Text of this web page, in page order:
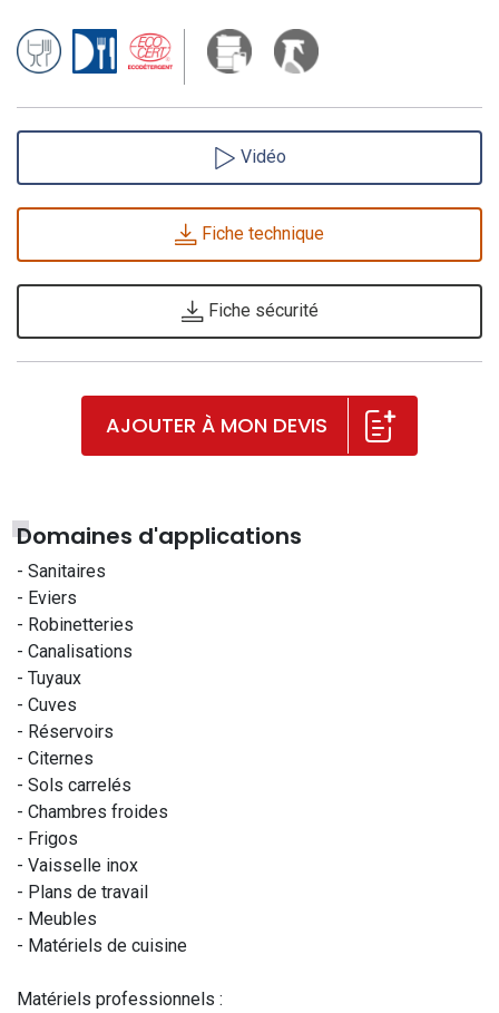
Vidéo
Fiche technique
Fiche sécurité
AJOUTER À MON DEVIS
Domaines d'applications
- Sanitaires
- Eviers
- Robinetteries
- Canalisations
- Tuyaux
- Cuves
- Réservoirs
- Citernes
- Sols carrelés
- Chambres froides
- Frigos
- Vaisselle inox
- Plans de travail
- Meubles
- Matériels de cuisine
Matériels professionnels :